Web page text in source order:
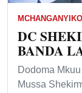
MCHANGANYIKO
DC
BANDA
Dodoma
Mussa